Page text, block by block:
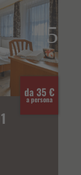
da 35 €
a persona